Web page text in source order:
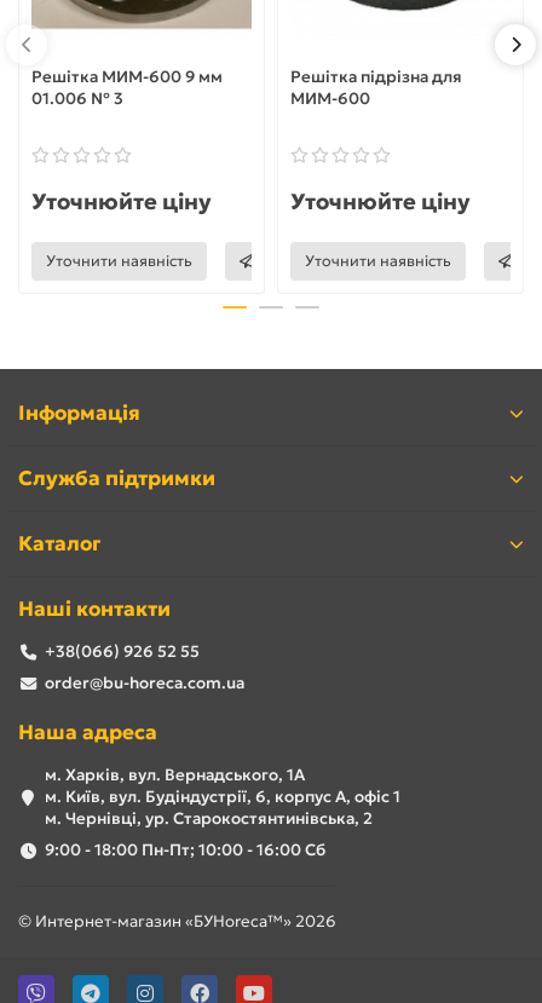
Решітка МИМ-600 9 мм
01.006 № 3
Уточнюйте ціну
Уточнити наявність
Решітка підрізна для
МИМ-600
Уточнюйте ціну
Уточнити наявність
Інформація
Служба підтримки
Каталог
Наші контакти
+38(066) 926 52 55
order@bu-horeca.com.ua
Наша адреса
м. Харків, вул. Вернадського, 1А
м. Київ, вул. Будіндустрії, 6, корпус А, офіс 1
м. Чернівці, ур. Старокостянтинівська, 2
9:00 - 18:00 Пн-Пт; 10:00 - 16:00 Сб
© Интернет-магазин «БУHoreca™» 2026